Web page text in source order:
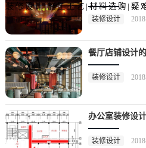
装修设计|施工工艺|材料选购|疑
装修设计
餐厅店铺设计
装修设计
办公室装修设
装修设计